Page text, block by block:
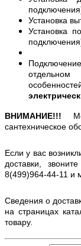
Установка
Установка
ВНИМАНИЕ!!!
сантехническое
Если у вас
доставки,
8(499)964-44-11 и
Сведения о
на страницах
товару.